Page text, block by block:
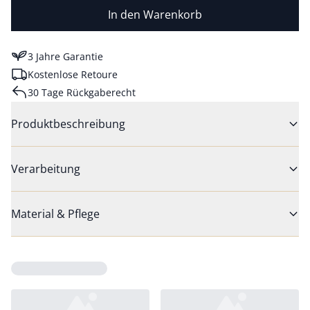
In den Warenkorb
3 Jahre Garantie
Kostenlose Retoure
30 Tage Rückgaberecht
Produktbeschreibung
Verarbeitung
Material & Pflege